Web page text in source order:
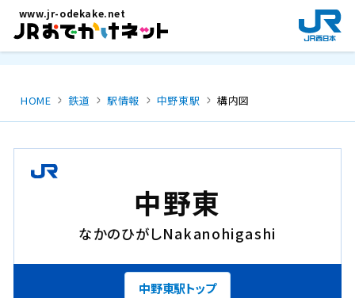
メインコンテンツにスキップ
www.jr-odekake.net
新
規
ウ
で
HOME 鉄道 駅情報 中野東駅 構内図
中野東
なかのひがしNakanohigashi
中野東駅トップ